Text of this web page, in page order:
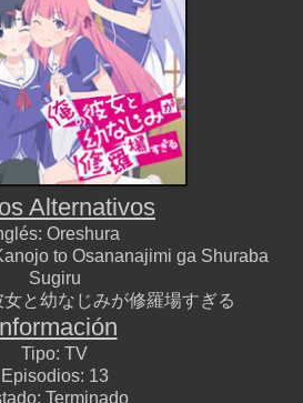
Alternativos
Oreshura
to Osananajimi ga Shuraba
Sugiru
女と幼なじみが修羅場すぎる
Tipo: TV
Episodios: 13
Terminado